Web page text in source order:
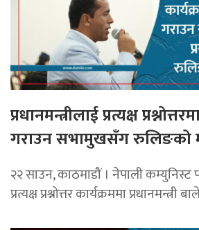
प्रधानमन्त्रीलाई प्रत्यक्ष
गराउन सभामुखसँग रुलिङको
२२ साउन, काठमाडौं । नेपाली कम्युनिस्ट
प्रत्यक्ष प्रश्नोत्तर कार्यक्रममा